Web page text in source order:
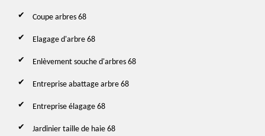
Coupe arbres 68
Elagage d'arbre 68
Enlèvement souche d'arbres 68
Entreprise abattage arbre 68
Entreprise élagage 68
Jardinier taille de haie 68